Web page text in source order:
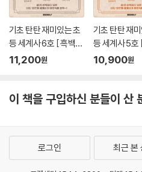
기초 탄탄 재미있는 초
등 세계사 6호 [ 흑백판
]
11,200원
기초 탄탄 재
등 세계사 5호
]
10,900원
이 책을 구입하신 분들이 산
로그인 최근 본